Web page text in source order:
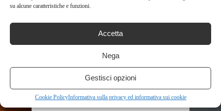
su alcune caratteristiche e funzioni.
Accetta
Nega
Gestisci opzioni
Cookie PolicyInformativa sulla privacy ed informativa sui cookie
LCD
MACCHINA